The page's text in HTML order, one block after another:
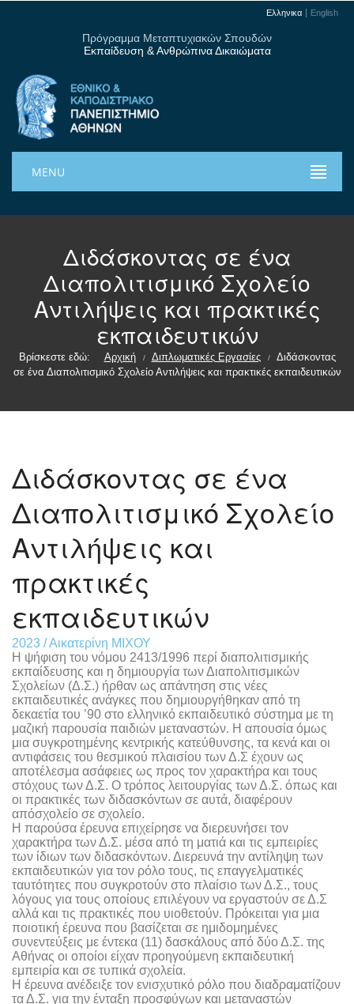
Ελληνικα English
Πρόγραμμα Μεταπτυχιακών Σπουδών
Εκπαίδευση & Ανθρώπινα Δικαιώματα
MENU
Διδάσκοντας σε ένα
Διαπολιτισμικό Σχολείο
Αντιλήψεις και πρακτικές
εκπαιδευτικών
Βρίσκεστε εδώ: Αρχική / Διπλωματικές Εργασίες /
Διδάσκοντας
σε ένα Διαπολιτισμικό Σχολείο Αντιλήψεις και πρακτικές εκπαιδευτικών
Διδάσκοντας σε ένα
Διαπολιτισμικό Σχολείο
Αντιλήψεις και
πρακτικές
εκπαιδευτικών
2023 / Αικατερίνη ΜΙΧΟΥ
Η ψήφιση του νόμου 2413/1996 περί διαπολιτισμικής
εκπαίδευσης και η δημιουργία των Διαπολιτισμικών
Σχολείων (Δ.Σ.) ήρθαν ως απάντηση στις νέες
εκπαιδευτικές ανάγκες που δημιουργήθηκαν από τη
δεκαετία του ’90 στο ελληνικό εκπαιδευτικό σύστημα με τη
μαζική παρουσία παιδιών μεταναστών. Η απουσία όμως
μια συγκροτημένης κεντρικής κατεύθυνσης, τα κενά και οι
αντιφάσεις του θεσμικού πλαισίου των Δ.Σ έχουν ως
αποτέλεσμα ασάφειες ως προς τον χαρακτήρα και τους
στόχους των Δ.Σ. Ο τρόπος λειτουργίας των Δ.Σ. όπως και
οι πρακτικές των διδασκόντων σε αυτά, διαφέρουν
απόσχολείο σε σχολείο.
Η παρούσα έρευνα επιχείρησε να διερευνήσει τον
χαρακτήρα των Δ.Σ. μέσα από τη ματιά και τις εμπειρίες
των ίδιων των διδασκόντων. Διερευνά την αντίληψη των
εκπαιδευτικών για τον ρόλο τους, τις επαγγελματικές
ταυτότητες που συγκροτούν στο πλαίσιο των Δ.Σ., τους
λόγους για τους οποίους επιλέγουν να εργαστούν σε Δ.Σ
αλλά και τις πρακτικές που υιοθετούν. Πρόκειται για μια
ποιοτική έρευνα που βασίζεται σε ημιδομημένες
συνεντεύξεις με έντεκα (11) δασκάλους από δύο Δ.Σ. της
Αθήνας οι οποίοι είχαν προηγούμενη εκπαιδευτική
εμπειρία και σε τυπικά σχολεία.
Η έρευνα ανέδειξε τον ενισχυτικό ρόλο που διαδραματίζουν
τα Δ.Σ. για την ένταξη προσφύγων και μεταναστών